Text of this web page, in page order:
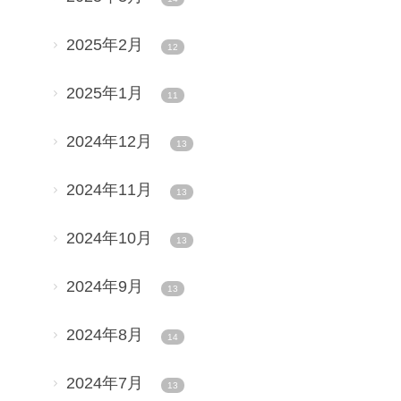
2025年2月 12
2025年1月 11
2024年12月 13
2024年11月 13
2024年10月 13
2024年9月 13
2024年8月 14
2024年7月 13